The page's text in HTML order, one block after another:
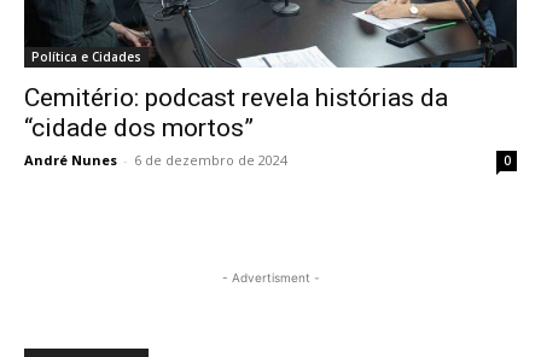
Política e Cidades
Cemitério: podcast revela histórias da
“cidade dos mortos”
André Nunes - 6 de dezembro de 2024 0
- Advertisment -